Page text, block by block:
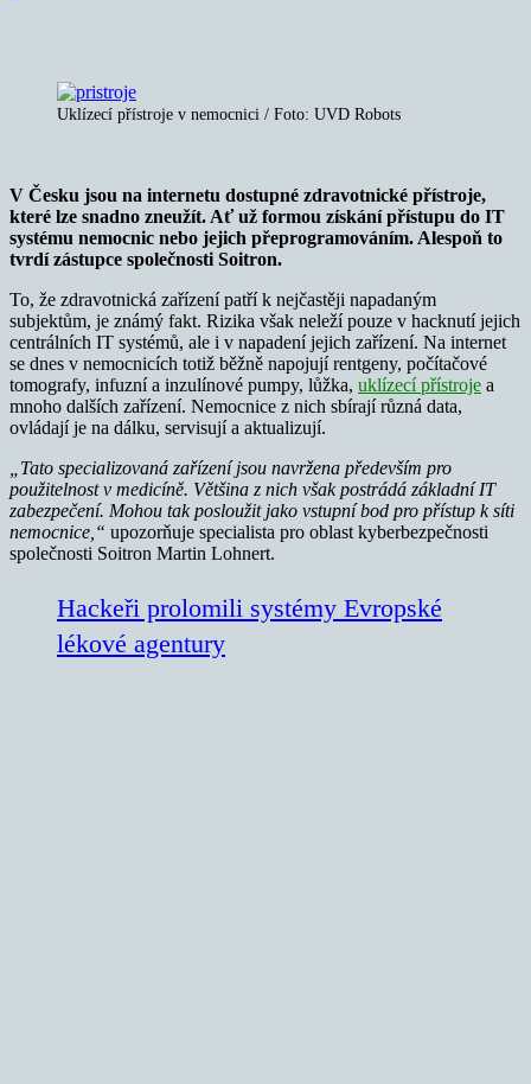
Uklízecí přístroje v nemocnici / Foto: UVD Robots
V Česku jsou na internetu dostupné zdravotnické přístroje,
které lze snadno zneužít. Ať už formou získání přístupu do IT
systému nemocnic nebo jejich přeprogramováním. Alespoň to
tvrdí zástupce společnosti Soitron.
To, že zdravotnická zařízení patří k nejčastěji napadaným
subjektům, je známý fakt. Rizika však neleží pouze v hacknutí jejich
centrálních IT systémů, ale i v napadení jejich zařízení. Na internet
se dnes v nemocnicích totiž běžně napojují rentgeny, počítačové
tomografy, infuzní a inzulínové pumpy, lůžka, uklízecí přístroje a
mnoho dalších zařízení. Nemocnice z nich sbírají různá data,
ovládají je na dálku, servisují a aktualizují.
„Tato specializovaná zařízení jsou navržena především pro
použitelnost v medicíně. Většina z nich však postrádá základní IT
zabezpečení. Mohou tak posloužit jako vstupní bod pro přístup k síti
nemocnice,“ upozorňuje specialista pro oblast kyberbezpečnosti
společnosti Soitron Martin Lohnert.
Hackeři prolomili systémy Evropské
lékové agentury